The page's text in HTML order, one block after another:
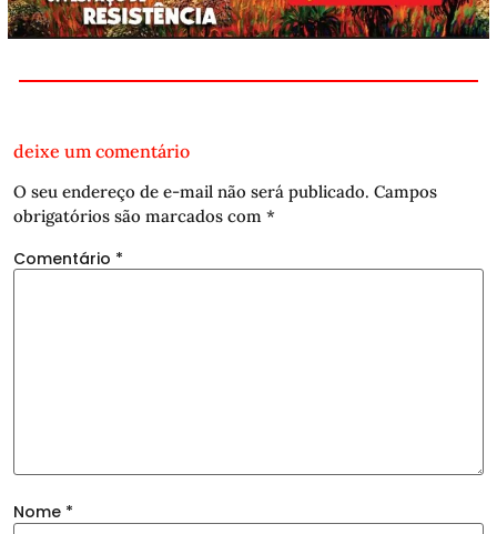
deixe um comentário
O seu endereço de e-mail não será publicado. Campos
obrigatórios são marcados com *
Comentário *
Nome *